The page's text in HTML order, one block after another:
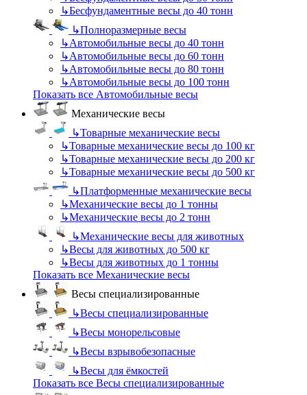
↳Бесфундаментные весы до 40 тонн
↳Полноразмерные весы
↳Автомобильные весы до 40 тонн
↳Автомобильные весы до 60 тонн
↳Автомобильные весы до 80 тонн
↳Автомобильные весы до 100 тонн
Показать все Автомобильные весы
Механические весы
↳Товарные механические весы
↳Товарные механические весы до 100 кг
↳Товарные механические весы до 200 кг
↳Товарные механические весы до 500 кг
↳Платформенные механические весы
↳Механические весы до 1 тонны
↳Механические весы до 2 тонн
↳Механические весы для животных
↳Весы для животных до 500 кг
↳Весы для животных до 1 тонны
Показать все Механические весы
Весы специализированные
↳Весы специализированные
↳Весы монорельсовые
↳Весы взрывобезопасные
↳Весы для ёмкостей
Показать все Весы специализированные